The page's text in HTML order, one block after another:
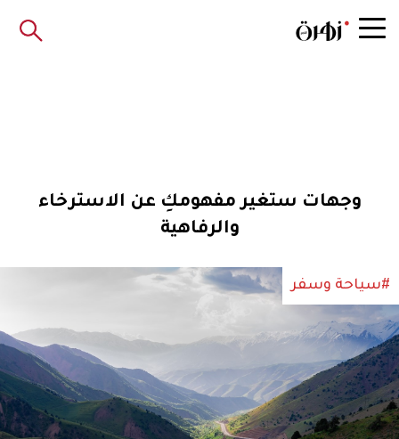
وجهات ستغير مفهومكِ عن الاسترخاء
والرفاهية
#سياحة وسفر